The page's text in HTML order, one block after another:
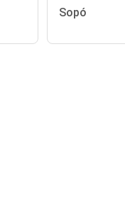
Sopó